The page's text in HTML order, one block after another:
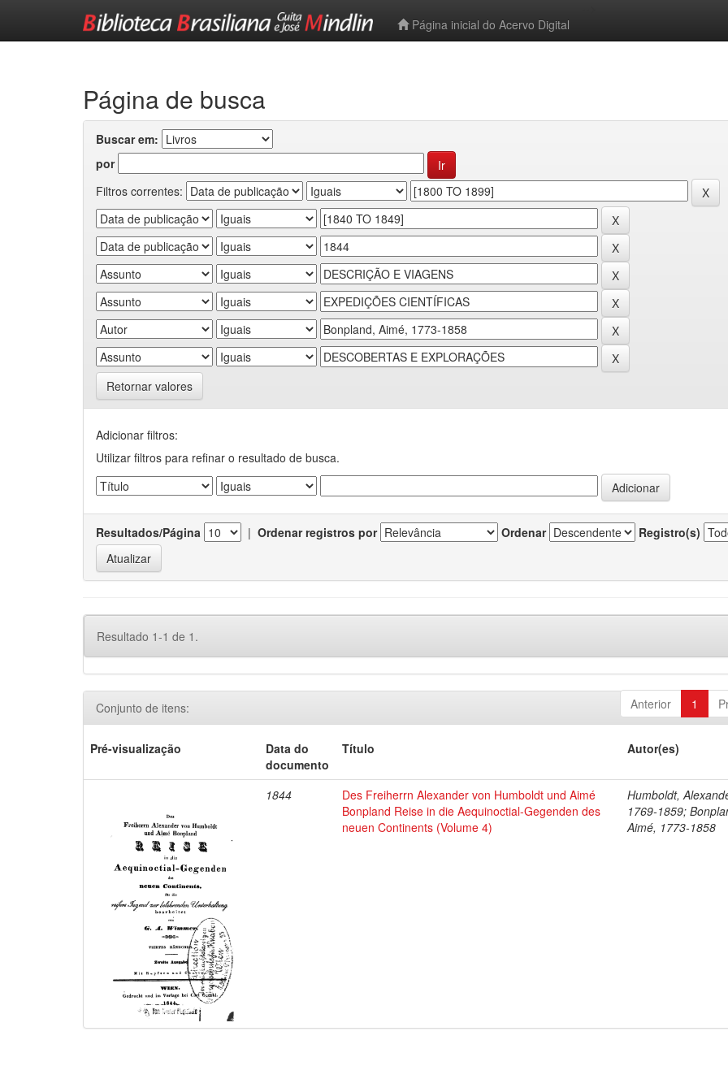
Página inicial do Acervo Digital
Página de busca
Buscar em:
por
Filtros correntes:
Retornar valores
Adicionar filtros:
Utilizar filtros para refinar o resultado de busca.
Resultados/Página | Ordenar registros por Ordenar Registro(s)
Resultado 1-1 de 1.
Anterior 1
Conjunto de itens:
Pré-visualização
Data do
documento
Título Autor(es)
1844
Des Freiherrn Alexander von Humboldt und Aimé
Bonpland Reise in die Aequinoctial-Gegenden des
neuen Continents (Volume 4)
Humboldt,
1769-1859;
Aimé, 1773-1858